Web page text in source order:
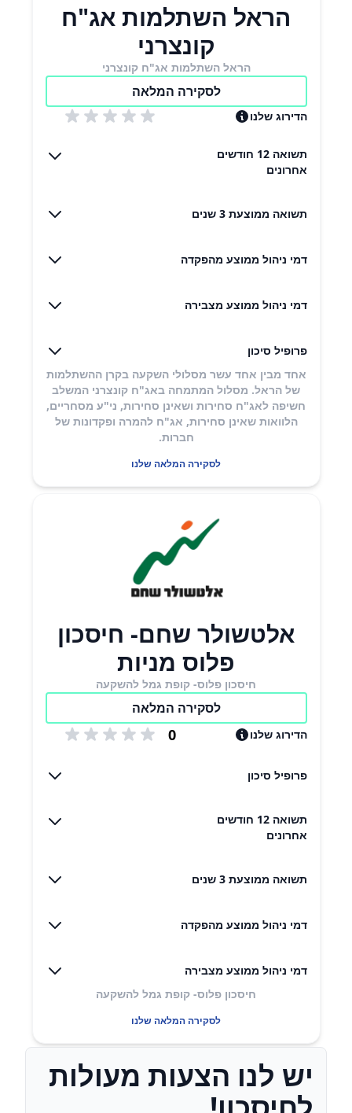
הראל השתלמות אג"ח
קונצרני
הראל השתלמות אג"ח קונצרני
לסקירה המלאה
הדירוג שלנו
תשואה 12 חודשים
אחרונים
תשואה ממוצעת 3 שנים
דמי ניהול ממוצע מהפקדה
דמי ניהול ממוצע מצבירה
פרופיל סיכון
אחד מבין אחד עשר מסלולי השקעה בקרן ההשתלמות
של הראל. מסלול המתמחה באג"ח קונצרני המשלב
חשיפה לאג"ח סחירות ושאינן סחירות, ני"ע מסחריים,
הלוואות שאינן סחירות, אג"ח להמרה ופקדונות של
חברות.​
לסקירה המלאה שלנו
אלטשולר שחם- חיסכון
פלוס מניות
חיסכון פלוס- קופת גמל להשקעה
לסקירה המלאה
הדירוג שלנו 0
פרופיל סיכון
תשואה 12 חודשים
אחרונים
תשואה ממוצעת 3 שנים
דמי ניהול ממוצע מהפקדה
דמי ניהול ממוצע מצבירה
חיסכון פלוס- קופת גמל להשקעה
לסקירה המלאה שלנו
יש לנו הצעות מעולות